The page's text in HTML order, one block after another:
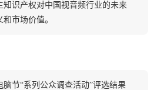
知识产权对中国视音频行业的未来
市场价值。
脑节“系列公众调查活动”评选结果